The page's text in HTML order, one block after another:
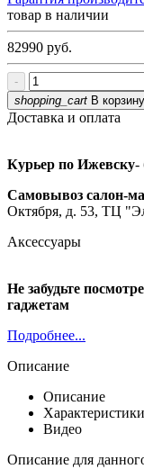
товар в наличии
82990 руб.
-
shopping_cart В корзину
Доставка и оплата
Курьер по Ижевску-
Самовывоз салон-
Октября, д. 53, ТЦ
Аксессуары
Не забудьте
гаджетам
Подробнее...
Описание
Описание
Характеристики
Видео
Описание для